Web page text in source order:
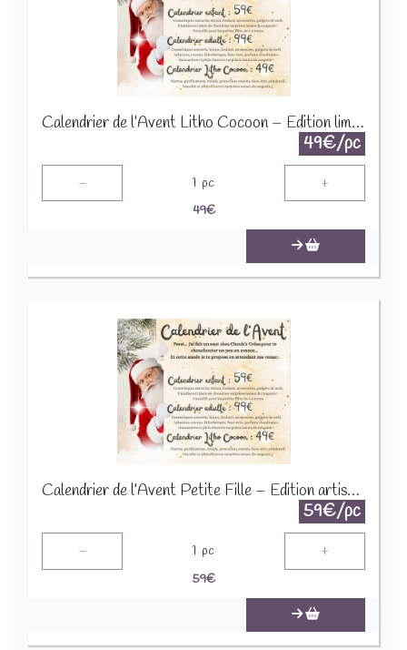
Calendrier de l’Avent Litho Cocoon – Édition limitée 2025
49€/pc
- 1 pc +
49€
Calendrier de l’Avent Petite Fille – Édition artisanale 2025
59€/pc
- 1 pc +
59€